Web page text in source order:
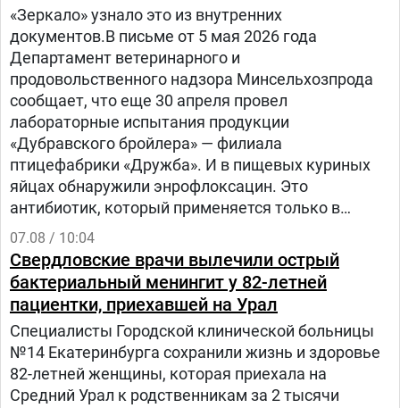
«Зеркало» узнало это из внутренних
документов.В письме от 5 мая 2026 года
Департамент ветеринарного и
продовольственного надзора Минсельхозпрода
сообщает, что еще 30 апреля провел
лабораторные испытания продукции
«Дубравского бройлера» — филиала
птицефабрики «Дружба». И в пищевых куриных
яйцах обнаружили энрофлоксацин. Это
антибиотик, который применяется только в
ветеринарии для лечения сельскохозяйственных,
домашних животных и птиц.
07.08 / 10:04
Свердловские врачи вылечили острый
бактериальный менингит у 82-летней
пациентки, приехавшей на Урал
Специалисты Городской клинической больницы
№14 Екатеринбурга сохранили жизнь и здоровье
82-летней женщины, которая приехала на
Средний Урал к родственникам за 2 тысячи